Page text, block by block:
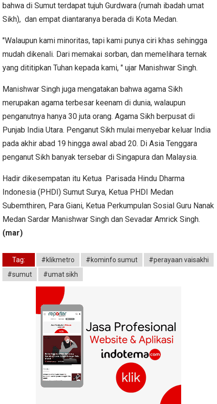
bahwa di Sumut terdapat tujuh Gurdwara (rumah ibadah umat
Sikh), dan empat diantaranya berada di Kota Medan.
"Walaupun kami minoritas, tapi kami punya ciri khas sehingga
mudah dikenali. Dari memakai sorban, dan memelihara ternak
yang dititipkan Tuhan kepada kami, " ujar Manishwar Singh.
Manishwar Singh juga mengatakan bahwa agama Sikh
merupakan agama terbesar keenam di dunia, walaupun
penganutnya hanya 30 juta orang. Agama Sikh berpusat di
Punjab India Utara. Penganut Sikh mulai menyebar keluar India
pada akhir abad 19 hingga awal abad 20. Di Asia Tenggara
penganut Sikh banyak tersebar di Singapura dan Malaysia.
Hadir dikesempatan itu Ketua Parisada Hindu Dharma
Indonesia (PHDI) Sumut Surya, Ketua PHDI Medan
Subemthiren, Para Giani, Ketua Perkumpulan Sosial Guru Nanak
Medan Sardar Manishwar Singh dan Sevadar Amrick Singh.
(mar)
Tag: #klikmetro #kominfo sumut
#perayaan vaisakhi
#sumut
#umat sikh